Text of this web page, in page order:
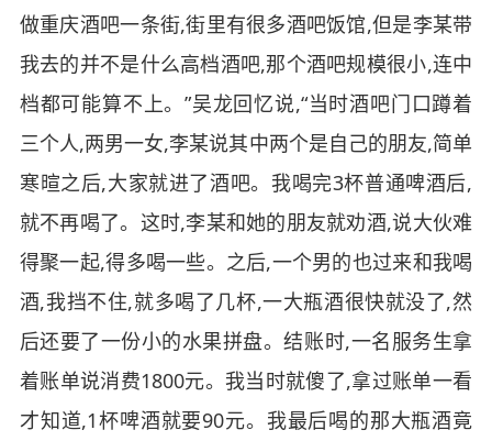
做重庆酒吧一条街,街里有很多酒吧饭馆,但是李某带
我去的并不是什么高档酒吧,那个酒吧规模很小,连中
档都可能算不上。”吴龙回忆说,“当时酒吧门口蹲着
三个人,两男一女,李某说其中两个是自己的朋友,简单
寒暄之后,大家就进了酒吧。我喝完3杯普通啤酒后,
就不再喝了。这时,李某和她的朋友就劝酒,说大伙难
得聚一起,得多喝一些。之后,一个男的也过来和我喝
酒,我挡不住,就多喝了几杯,一大瓶酒很快就没了,然
后还要了一份小的水果拼盘。结账时,一名服务生拿
着账单说消费1800元。我当时就傻了,拿过账单一看
才知道,1杯啤酒就要90元。我最后喝的那大瓶酒竟